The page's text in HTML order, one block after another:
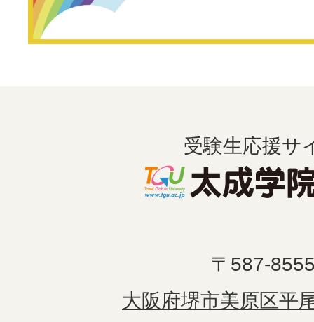
受験生応援サ
〒587-
大阪府堺市美原区平